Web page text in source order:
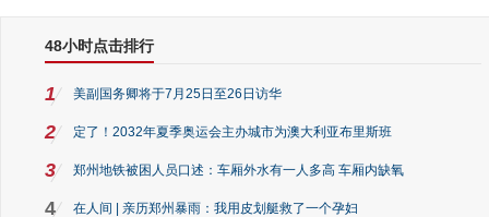
48小时点击排行
1 美副国务卿将于7月25日至26日访华
2 定了！2032年夏季奥运会主办城市为澳大利亚布里斯班
3 郑州地铁被困人员口述：车厢外水有一人多高 车厢内缺氧
4 在人间 | 亲历郑州暴雨：我用皮划艇救了一个孕妇